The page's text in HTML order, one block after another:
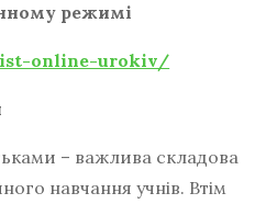
режимі
online-urokiv/
– важлива складова
навчання учнів. Втім